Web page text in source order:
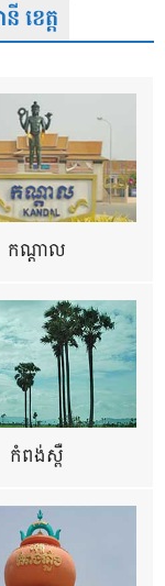
ខេត្ត
កណ្តាល
កំពង់ស្ពឺ